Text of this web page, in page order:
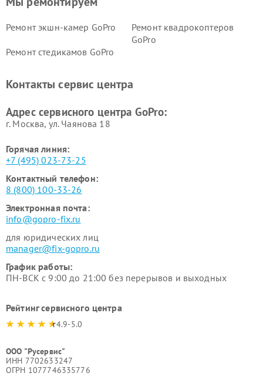
Ремонт экшн-камер GoPro
Ремонт квадрокоптеров
GoPro
Ремонт стедикамов GoPro
Контакты сервис центра
Адрес сервисного центра GoPro:
г. Москва, ул. Чаянова 18
Горячая линия:
+7 (495) 023-73-25
Контактный телефон:
8 (800) 100-33-26
Электронная почта:
info@gopro-fix.ru
для юридических лиц
manager@fix-gopro.ru
График работы:
ПН-ВСК с 9:00 до 21:00 без перерывов и выходных
Рейтинг сервисного центра
4.9-5.0
ООО "Русервис"
ИНН 7702633247
ОГРН 1077746335776